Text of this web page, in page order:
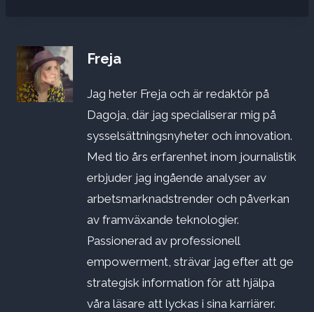
Freja
Jag heter Freja och är redaktör på
Dagoja, där jag specialiserar mig på
sysselsättningsnyheter och innovation.
Med tio års erfarenhet inom journalistik
erbjuder jag ingående analyser av
arbetsmarknadstrender och påverkan
av framväxande teknologier.
Passionerad av professionell
empowerment, strävar jag efter att ge
strategisk information för att hjälpa
våra läsare att lyckas i sina karriärer.